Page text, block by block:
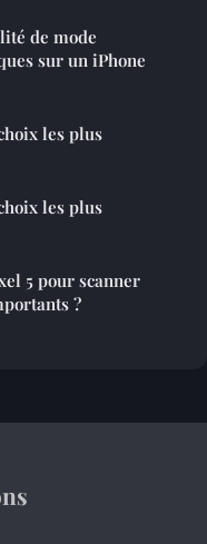
de mode
sur un iPhone
les plus
les plus
5 pour scanner
?